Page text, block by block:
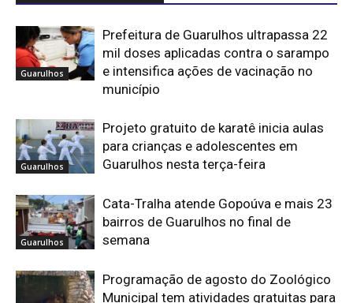
Guarulhos
Prefeitura de Guarulhos ultrapassa 22
mil doses aplicadas contra o sarampo
e intensifica ações de vacinação no
município
Guarulhos
Projeto gratuito de karatê inicia aulas
para crianças e adolescentes em
Guarulhos nesta terça-feira
Guarulhos
Cata-Tralha atende Gopoúva e mais 23
bairros de Guarulhos no final de
semana
Programação de agosto do Zoológico
Municipal tem atividades gratuitas para